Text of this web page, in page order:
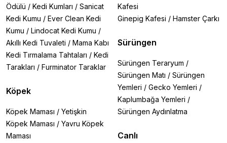
Ödülü / Kedi Kumları / Sanicat
Kedi Kumu / Ever Clean Kedi
Kumu / Lindocat Kedi Kumu /
Akıllı Kedi Tuvaleti / Mama Kabı
Kedi Tırmalama Tahtaları / Kedi
Tarakları / Furminator Taraklar
Köpek
Köpek Maması / Yetişkin
Köpek Maması / Yavru Köpek
Maması
Kafesi
Ginepig Kafesi / Hamster Çarkı
Sürüngen
Sürüngen Teraryum /
Sürüngen Matı / Sürüngen
Yemleri / Gecko Yemleri /
Kaplumbağa Yemleri /
Sürüngen Aydınlatma
Canlı